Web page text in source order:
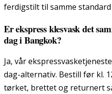
ferdigstilt til samme
Er ekspress klesvask det
dag i Bangkok?
Ja, vår
dag-alternativ. Bestill før kl.
tørket, brettet og returnert